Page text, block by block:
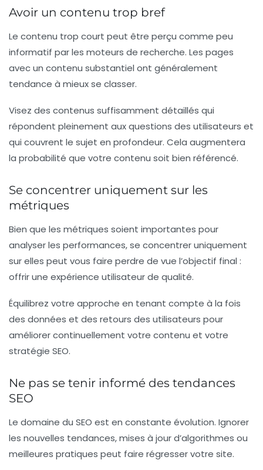
Avoir un contenu trop bref
Le contenu trop court peut être perçu comme peu
informatif par les moteurs de recherche. Les pages
avec un contenu substantiel ont généralement
tendance à mieux se classer.
Visez des contenus suffisamment détaillés qui
répondent pleinement aux questions des utilisateurs et
qui couvrent le sujet en profondeur. Cela augmentera
la probabilité que votre contenu soit bien référencé.
Se concentrer uniquement sur les
métriques
Bien que les métriques soient importantes pour
analyser les performances, se concentrer uniquement
sur elles peut vous faire perdre de vue l’objectif final :
offrir une expérience utilisateur de qualité.
Équilibrez votre approche en tenant compte à la fois
des données et des retours des utilisateurs pour
améliorer continuellement votre contenu et votre
stratégie SEO.
Ne pas se tenir informé des tendances
SEO
Le domaine du SEO est en constante évolution. Ignorer
les nouvelles tendances, mises à jour d’algorithmes ou
meilleures pratiques peut faire régresser votre site.